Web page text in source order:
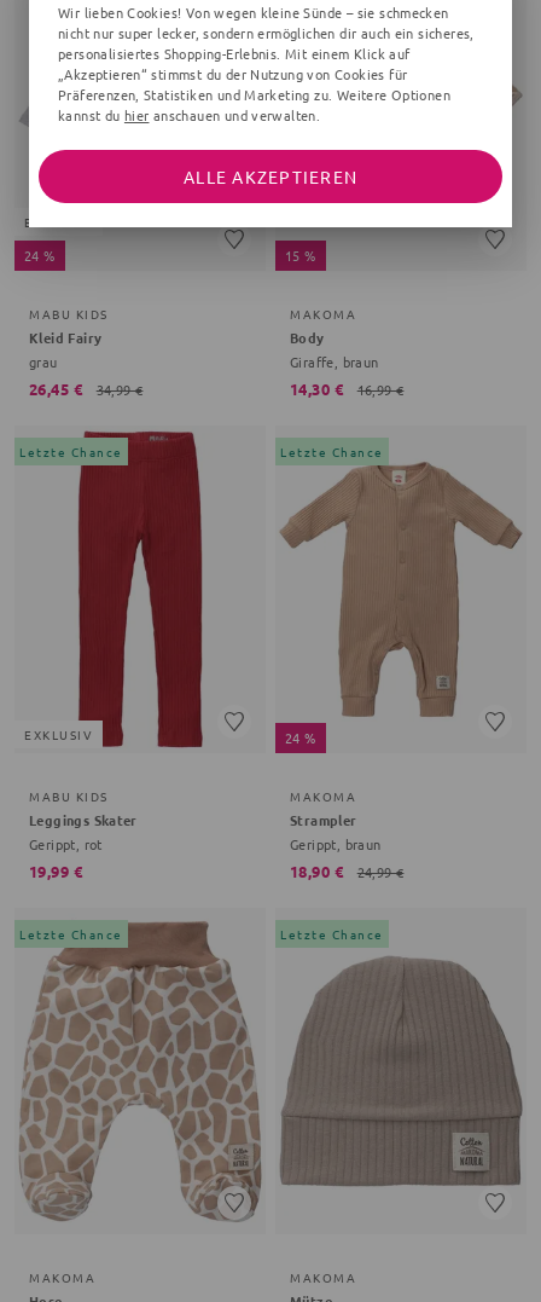
EXKLUSIV
24 %
MABU KIDS
Kleid Fairy
grau
26,45 € 34,99 €
15 %
MAKOMA
Body
Giraffe, braun
14,30 € 16,99 €
Letzte Chance
EXKLUSIV
MABU KIDS
Leggings Skater
Gerippt, rot
19,99 €
Letzte Chance
24 %
MAKOMA
Strampler
Gerippt, braun
18,90 € 24,99 €
Letzte Chance
MAKOMA
Letzte Chance
MAKOMA
Wir lieben Cookies! Von wegen kleine Sünde – sie schmecken
nicht nur super lecker, sondern ermöglichen dir auch ein sicheres,
personalisiertes Shopping-Erlebnis. Mit einem Klick auf
„Akzeptieren“ stimmst du der Nutzung von Cookies für
Präferenzen, Statistiken und Marketing zu. Weitere Optionen
kannst du hier anschauen und verwalten.
ALLE AKZEPTIEREN